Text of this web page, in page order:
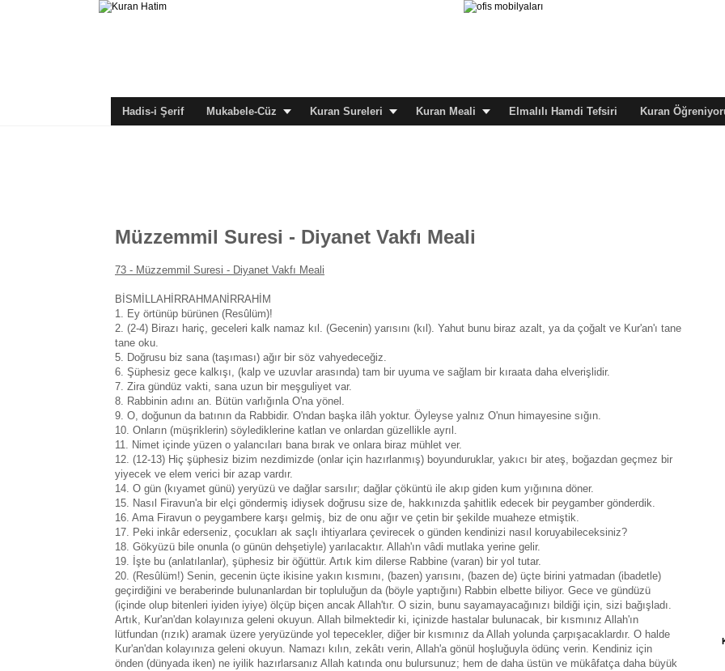
Hadis-i Şerif Mukabele-Cüz Kuran Sureleri Kuran Meali Elmalılı Hamdi Tefsiri Kuran
Müzzemmil Suresi - Diyanet Vakfı Meali
73 - Müzzemmil Suresi - Diyanet Vakfı Meali
BİSMİLLAHİRRAHMANİRRAHİM
1. Ey örtünüp bürünen (Resûlüm)!
2. (2-4) Birazı hariç, geceleri kalk namaz kıl. (Gecenin) yarısını (kıl). Yahut bunu biraz azalt, ya da çoğalt ve Kur'an'ı tane
tane oku.
5. Doğrusu biz sana (taşıması) ağır bir söz vahyedeceğiz.
6. Şüphesiz gece kalkışı, (kalp ve uzuvlar arasında) tam bir uyuma ve sağlam bir kıraata daha elverişlidir.
7. Zira gündüz vakti, sana uzun bir meşguliyet var.
8. Rabbinin adını an. Bütün varlığınla O'na yönel.
9. O, doğunun da batının da Rabbidir. O'ndan başka ilâh yoktur. Öyleyse yalnız O'nun himayesine sığın.
10. Onların (müşriklerin) söylediklerine katlan ve onlardan güzellikle ayrıl.
11. Nimet içinde yüzen o yalancıları bana bırak ve onlara biraz mühlet ver.
12. (12-13) Hiç şüphesiz bizim nezdimizde (onlar için hazırlanmış) boyunduruklar, yakıcı bir ateş, boğazdan geçmez bir
yiyecek ve elem verici bir azap vardır.
14. O gün (kıyamet günü) yeryüzü ve dağlar sarsılır; dağlar çöküntü ile akıp giden kum yığınına döner.
15. Nasıl Firavun'a bir elçi göndermiş idiysek doğrusu size de, hakkınızda şahitlik edecek bir peygamber gönderdik.
16. Ama Firavun o peygambere karşı gelmiş, biz de onu ağır ve çetin bir şekilde muaheze etmiştik.
17. Peki inkâr ederseniz, çocukları ak saçlı ihtiyarlara çevirecek o günden kendinizi nasıl koruyabileceksiniz?
18. Gökyüzü bile onunla (o günün dehşetiyle) yarılacaktır. Allah'ın vâdi mutlaka yerine gelir.
19. İşte bu (anlatılanlar), şüphesiz bir öğüttür. Artık kim dilerse Rabbine (varan) bir yol tutar.
20. (Resûlüm!) Senin, gecenin üçte ikisine yakın kısmını, (bazen) yarısını, (bazen de) üçte birini yatmadan (ibadetle)
geçirdiğini ve beraberinde bulunanlardan bir topluluğun da (böyle yaptığını) Rabbin elbette biliyor. Gece ve gündüzü
(içinde olup bitenleri iyiden iyiye) ölçüp biçen ancak Allah'tır. O sizin, bunu sayamayacağınızı bildiği için, sizi bağışladı.
Artık, Kur'an'dan kolayınıza geleni okuyun. Allah bilmektedir ki, içinizde hastalar bulunacak, bir kısmınız Allah'ın
lütfundan (rızık) aramak üzere yeryüzünde yol tepecekler, diğer bir kısmınız da Allah yolunda çarpışacaklardır. O halde
Kur'an'dan kolayınıza geleni okuyun. Namazı kılın, zekâtı verin, Allah'a gönül hoşluğuyla ödünç verin. Kendiniz için
önden (dünyada iken) ne iyilik hazırlarsanız Allah katında onu bulursunuz; hem de daha üstün ve mükâfatça daha büyük